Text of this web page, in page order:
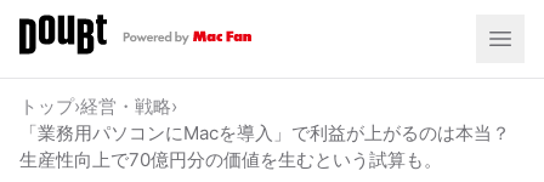
トップ›経営・戦略›
「業務用パソコンにMacを導入」で利益が上がるのは本当？
生産性向上で70億円分の価値を生むという試算も。